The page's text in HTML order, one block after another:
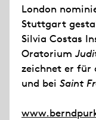
London
Stuttgart
Silvia Costas
Oratorium
zeichnet er für
und bei Saint